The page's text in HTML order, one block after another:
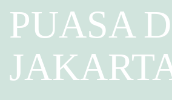
PUASA